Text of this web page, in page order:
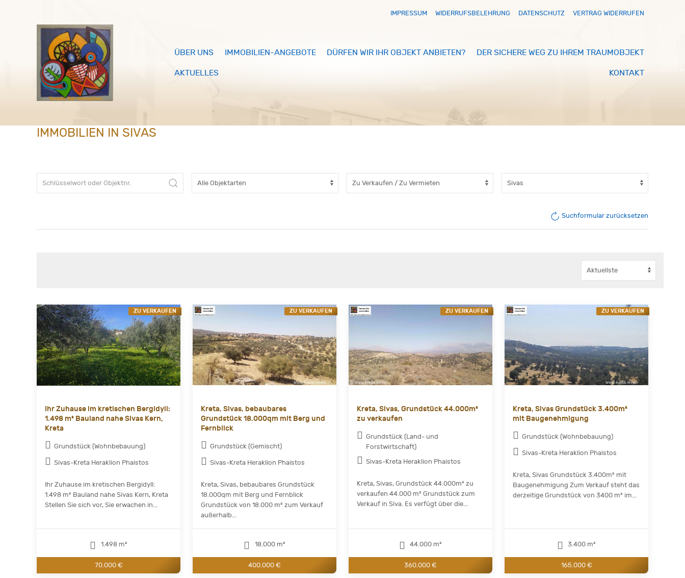
IMPRESSUM WIDERRUFSBELEHRUNG DATENSCHUTZ VERTRAG WIDERRUFEN
ÜBER UNS IMMOBILIEN-ANGEBOTE DÜRFEN WIR IHR OBJEKT ANBIETEN? DER SICHERE WEG ZU IHREM TRAUMOBJEKT
AKTUELLES KONTAKT
IMMOBILIEN IN SIVAS
Suchformular zurücksetzen
Ihr Zuhause im kretischen Bergidyll:
1.498 m² Bauland nahe Sivas Kern,
Kreta
Grundstück (Wohnbebauung)
Sivas-Kreta Heraklion Phaistos
Ihr Zuhause im kretischen Bergidyll:
1.498 m² Bauland nahe Sivas Kern, Kreta
Stellen Sie sich vor, Sie erwachen in...
1.498 m²
70.000 €
ZU VERKAUFEN
Kreta, Sivas, bebaubares
Grundstück 18.000qm mit Berg und
Fernblick
Grundstück (Gemischt)
Sivas-Kreta Heraklion Phaistos
Kreta, Sivas, bebaubares Grundstück
18.000qm mit Berg und Fernblick
Grundstück von 18.000 m² zum Verkauf
außerhalb...
18.000 m²
400.000 €
ZU VERKAUFEN
Kreta, Sivas, Grundstück 44.000m²
zu verkaufen
Grundstück (Land- und
Forstwirtschaft)
Sivas-Kreta Heraklion Phaistos
Kreta, Sivas, Grundstück 44.000m² zu
verkaufen 44.000 m² Grundstück zum
Verkauf in Siva. Es verfügt über die...
44.000 m²
360.000 €
ZU VERKAUFEN
Kreta, Sivas Grundstück 3.400m²
mit Baugenehmigung
Grundstück (Wohnbebauung)
Sivas-Kreta Heraklion Phaistos
Kreta, Sivas Grundstück 3.400m² mit
Baugenehmigung Zum Verkauf steht das
derzeitige Grundstück von 3400 m² im...
3.400 m²
165.000 €
ZU VERKAUFEN